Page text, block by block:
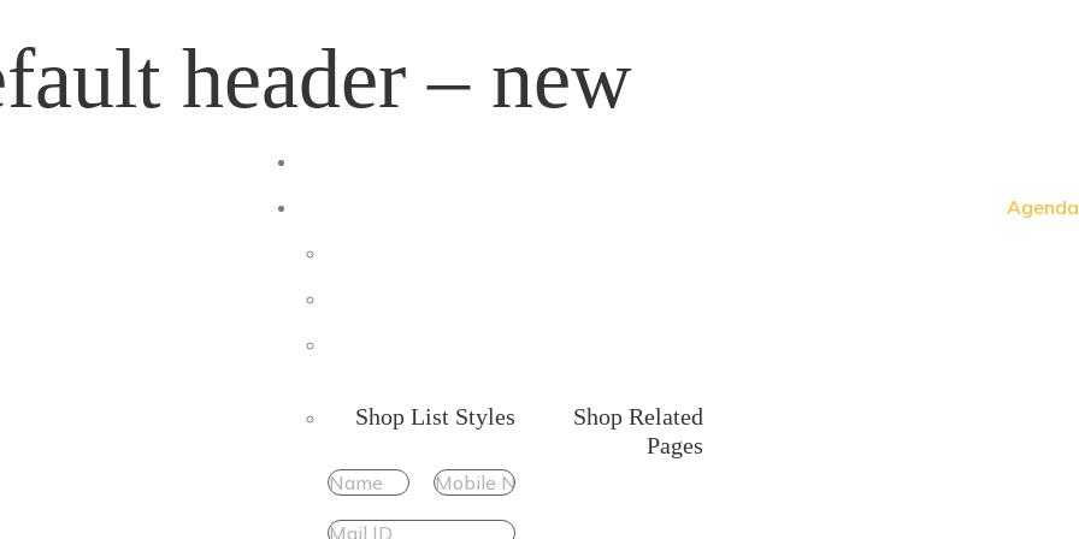
header – new
Agenda
Shop List Styles
Shop Related
Pages